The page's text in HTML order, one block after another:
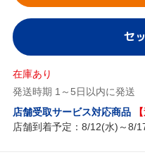
セ
在庫あり
発送時期 1～5日以内に発送
店舗受取サービス対応商品
店舗到着予定：8/12(水)～8/